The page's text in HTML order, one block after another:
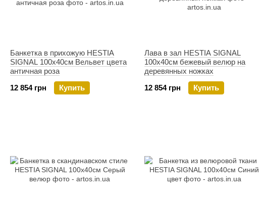
Банкетка в прихожую HESTIA
SIGNAL 100х40см Вельвет цвета
античная роза
12 854 грн
Купить
Лава в зал HESTIA SIGNAL
100х40см бежевый велюр на
деревянных ножках
12 854 грн
Купить